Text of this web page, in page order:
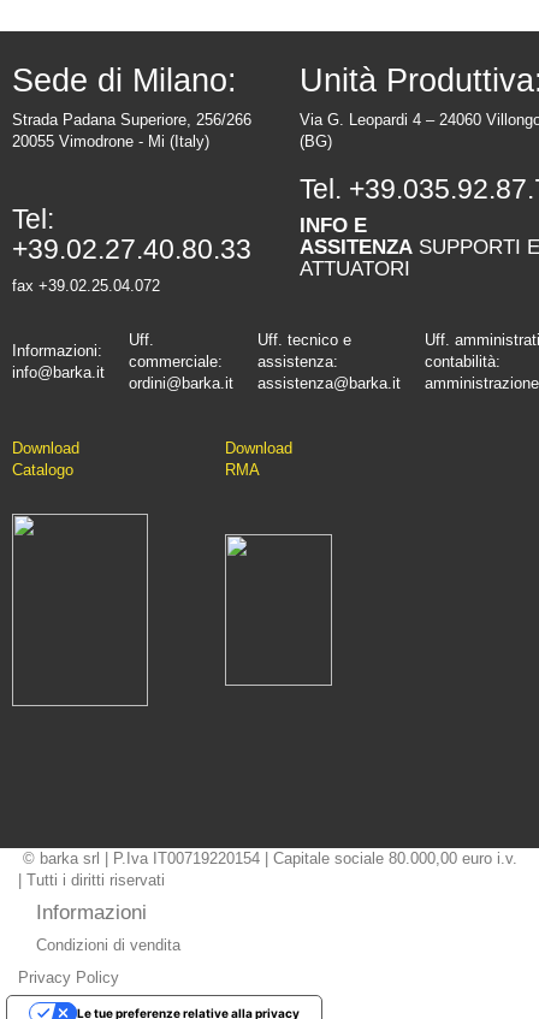
Sede di Milano:
Strada Padana Superiore, 256/266
20055 Vimodrone - Mi (Italy)
Tel:
+39.02.27.40.80.33
fax +39.02.25.04.072
Unità
Via G. Leopardi 4 – 24060
(BG)
Tel.
INFO E
ASSITENZA SUPPORTI E
ATTUATORI
Informazioni:
info@barka.it
Uff.
commerciale:
ordini@barka.it
Uff. tecnico e
assistenza:
assistenza@barka.it
Uff.
contabilità:
Download
Catalogo
Download
RMA
© barka srl | P.Iva IT00719220154 | Capitale sociale 80.000,00 euro i.v.
| Tutti i diritti riservati
Informazioni
Condizioni di vendita
Privacy Policy
Le tue preferenze relative alla privacy